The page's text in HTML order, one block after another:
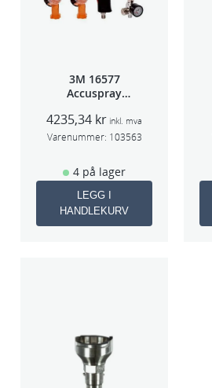
3M 16577
Accuspray
HG14
4235,34 kr inkl. mva
Varenummer: 103563
4 på lager
LEGG I
HANDLEKURV